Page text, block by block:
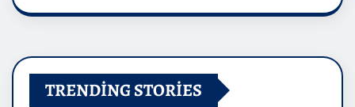
TRENDING STORIES